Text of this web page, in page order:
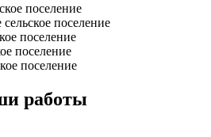
поселение
поселение
поселение
поселение
поселение
работы